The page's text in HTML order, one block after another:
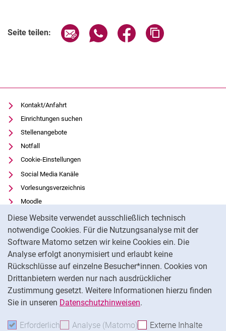
Diese Website verwendet ausschließlich technisch
notwendige Cookies. Für die Nutzungsanalyse mit der
Software Matomo setzen wir keine Cookies ein. Die
Analyse erfolgt anonymisiert und erlaubt keine
Rückschlüsse auf einzelne Besucher*innen. Cookies von
Drittanbietern werden nur nach ausdrücklicher
Zustimmung gesetzt. Weitere Informationen hierzu finden
Sie in unseren Datenschutzhinweisen.
Erforderlich Erforderliche Cookies akzeptieren
Analyse (Matomo) Analyse-Cookies
Externe Inhalte
Seite teilen: Seite über E-Mail teilen
Seite über WhatsApp teilen
Seite über Facebook
Kontakt/Anfahrt
Einrichtungen suchen
Stellenangebote
Notfall
Cookie-Einstellungen
Social Media Kanäle
Vorlesungsverzeichnis
Moodle
Panopto
Universitätsbibliothek
Datenschutz
Barrierefreiheit
Transparenter KI-Einsatz